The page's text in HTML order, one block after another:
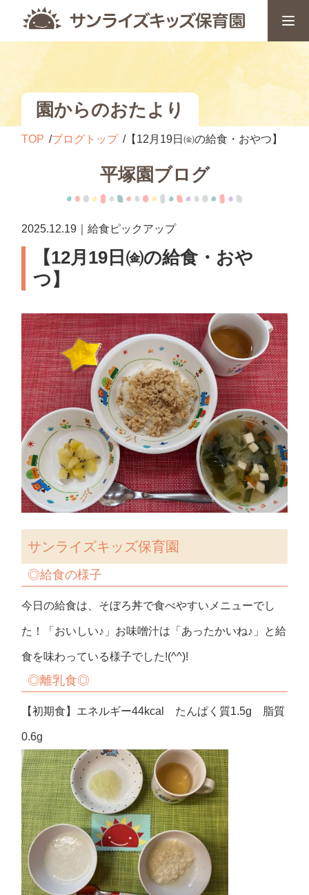
園からのおたより
TOP ブログトップ 【12月19日㈮の給食・おやつ】
平塚園ブログ
2025.12.19｜給食ピックアップ
【12月19日㈮の給食・おや
つ】
サンライズキッズ保育園
◎給食の様子
今日の給食は、そぼろ丼で食べやすいメニューでし
た！「おいしい♪」お味噌汁は「あったかいね♪」と給
食を味わっている様子でした!(^^)!
◎離乳食◎
【初期食】エネルギー44kcal たんぱく質1.5g 脂質
0.6g